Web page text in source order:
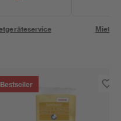
Bestseller